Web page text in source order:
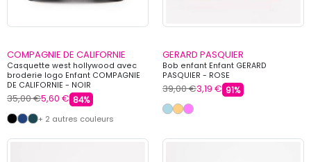
COMPAGNIE DE CALIFORNIE
Casquette west hollywood avec
broderie logo Enfant COMPAGNIE
DE CALIFORNIE - NOIR
35,00 €5,60 € 84%
+ 2 autres couleurs
GERARD PASQUIER
Bob enfant Enfant GERARD
PASQUIER - ROSE
39,00 €3,19 € 91%